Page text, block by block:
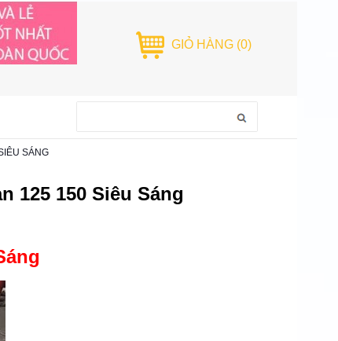
GIỎ HÀNG (0)
SÁNG
125 150 Siêu Sáng